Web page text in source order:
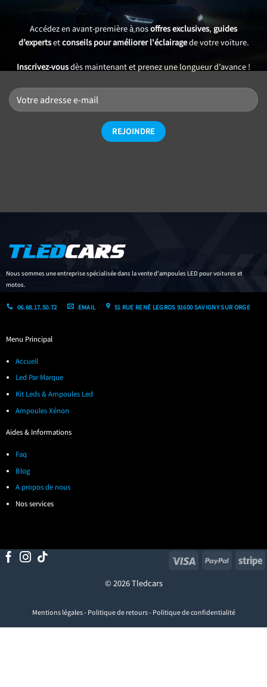
Accédez en avant-première à nosoffres exclusives, guides
d’expertsetconseils pour améliorer l'éclairagede votre voiture.
Inscrivez-vousdès maintenant et prenez une longueur d’avance !
Nous sommes une entreprise spécialisée dans la vente d'ampoules LED pour voitures et
motos.
06.68.17.50.72 EMAIL 51 RUE RENÉ LEGROS 91600 SAVIGNY SUR ORGE
Menu Principal
Accueil
Led Par Marque
Kit Leds & Ampoules Led
Ampoules Xénon
Aides & Informations
Faq
Blog
A propos de nous
Nos services
© 2026 Tledcars
Visa PayPal
Mentions légales- Politique de retours- Politique de confidentialité